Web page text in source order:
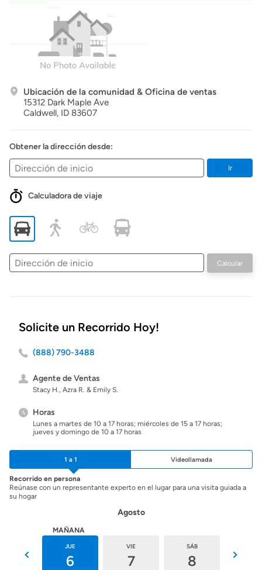
Ubicación de la comunidad & Oficina de ventas
15312 Dark Maple Ave
Caldwell, ID 83607
Obtener la dirección desde:
Ir
Calculadora de viaje
Dirección
de
Calcular
Solicite un Recorrido Hoy!
(888) 790-3488
Agente de Ventas
Stacy H., Azra R. & Emily S.
Horas
Lunes a martes de 10 a 17 horas; miércoles de 15 a 17 horas;
jueves y domingo de 10 a 17 horas
1 a 1 Videollamada
Recorrido en persona
Reúnase con un representante experto en el lugar para una visita guiada a
su hogar
Agosto
MAÑANA
JUE
6
VIE
7
SÁB
8